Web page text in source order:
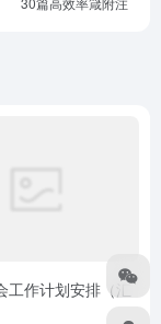
工作计划安排（汇